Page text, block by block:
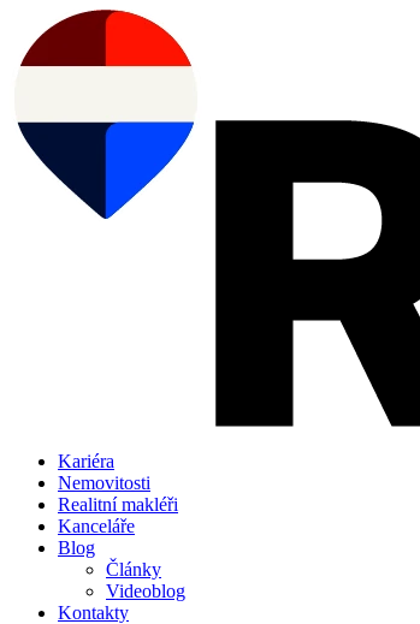
obsahu
Kariéra
Nemovitosti
Realitní makléři
Kanceláře
Blog
Články
Videoblog
Kontakty